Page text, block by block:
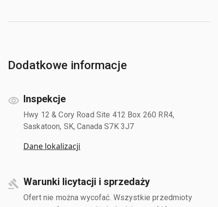
Dodatkowe informacje
Inspekcje
Hwy 12 & Cory Road Site 412 Box 260 RR4,
Saskatoon, SK, Canada S7K 3J7
Dane lokalizacji
Warunki licytacji i sprzedaży
Ofert nie można wycofać. Wszystkie przedmioty